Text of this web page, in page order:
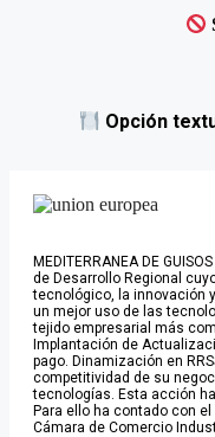
Opción
MEDITERRANEA DE
de Desarrollo Regional
tecnológico, la innovación
un mejor uso de las
tejido empresarial más
Implantación de
pago. Dinamización en
competitividad de su
tecnologías. Esta acción
Para ello ha contado con el
Cámara de Comercio